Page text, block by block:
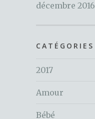
décembre 2016
CATÉGORIES
2017
Amour
Bébé